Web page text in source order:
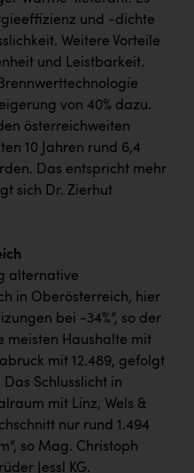
und -dichte
Weitere Vorteile
und Leistbarkeit.
von 40% dazu.
österreichweiten
10 Jahren rund 6,4
Das entspricht mehr
sich Dr. Zierhut
alternative
in Oberösterreich, hier
bei -34%“, so der
meisten Haushalte mit
mit 12.489, gefolgt
Schlusslicht in
mit Linz, Wels &
nur rund 1.494
so Mag. Christoph
Jessl KG.